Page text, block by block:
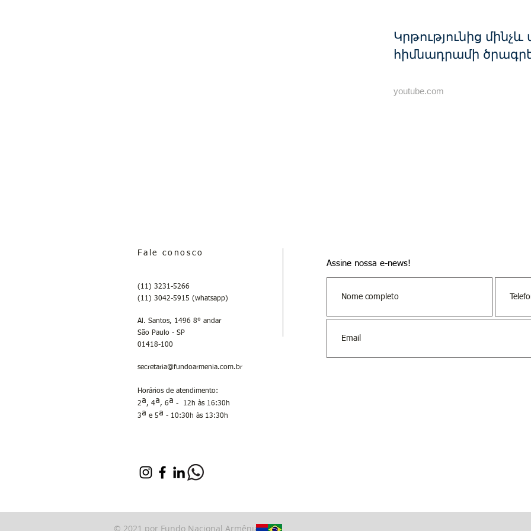
Կրթությունից
հիմնադրամի
youtube.com
Fale conosco
(11) 3231-5266
(11) 3042-5915 (whatsapp)
Al. Santos, 1496 8° andar
São Paulo - SP
01418-100
secretaria@fundoarmenia.com.br
Horários de atendimento:
2ª, 4ª, 6ª - 12h às 16:30h
3ª e 5ª - 10:30h às 13:30h
Assine nossa e-news!
© 2021 por Fundo Nacional Armênia